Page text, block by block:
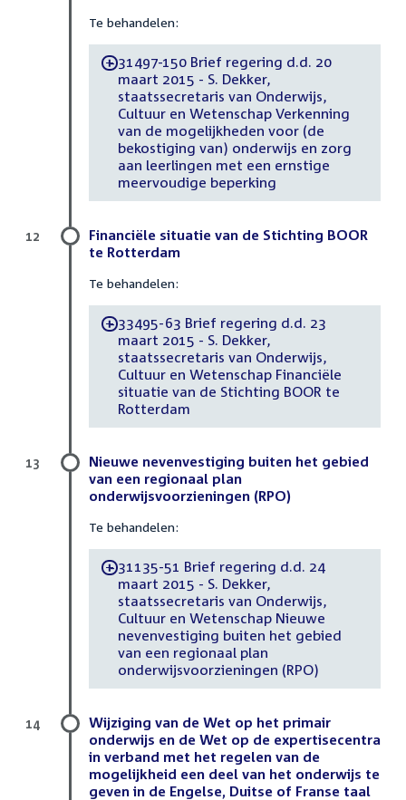
Te behandelen:
-31497-150 Brief regering d.d. 20
maart 2015 - S. Dekker,
staatssecretaris van Onderwijs,
Cultuur en Wetenschap Verkenning
van de mogelijkheden voor (de
bekostiging van) onderwijs en zorg
aan leerlingen met een ernstige
meervoudige beperking
Financiële situatie van de Stichting BOOR
te Rotterdam
Te behandelen:
-33495-63 Brief regering d.d. 23
maart 2015 - S. Dekker,
staatssecretaris van Onderwijs,
Cultuur en Wetenschap Financiële
situatie van de Stichting BOOR te
Rotterdam
12
Nieuwe nevenvestiging buiten het gebied
van een regionaal plan
onderwijsvoorzieningen (RPO)
Te behandelen:
-31135-51 Brief regering d.d. 24
maart 2015 - S. Dekker,
staatssecretaris van Onderwijs,
Cultuur en Wetenschap Nieuwe
nevenvestiging buiten het gebied
van een regionaal plan
onderwijsvoorzieningen (RPO)
13
Wijziging van de Wet op het primair
onderwijs en de Wet op de expertisecentra
in verband met het regelen van de
mogelijkheid een deel van het onderwijs te
geven in de Engelse, Duitse of Franse taal
14